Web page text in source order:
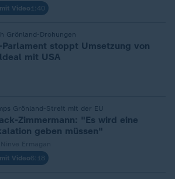
mit Video 1:40
Grönland-Drohungen
Parlament stoppt Umsetzung von
mit USA
Grönland-Streit mit der EU
Zimmermann: "Es wird eine
geben müssen"
mit Video6:18